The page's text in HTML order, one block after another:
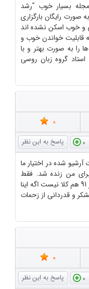
مجله بسیار خوب "رشد
رایگان بارگزاری
و خوب اسکن نشده اند
قابلیت خواندن خوب و
را به صورت بهتر و با
گروه زبان روسی
0
0
شده در اختیار ما
من زنده شد. فقط
مجله آّبان 91 نمیشه دانلود کرد و مجله آذر 91 هم کلا نیست اگه اینا
و قدردانی از زحمات
0
0